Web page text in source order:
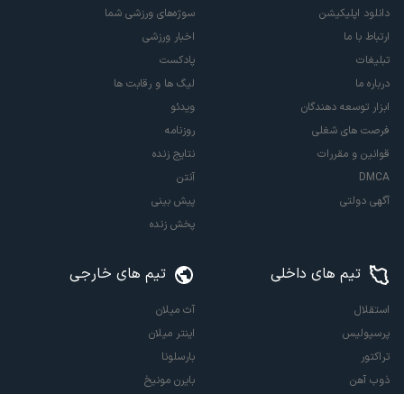
دانلود اپلیکیشن
ارتباط با ما
تبلیغات
درباره ما
ابزار توسعه دهندگان
فرصت های شغلی
قوانین و مقررات
DMCA
آگهی دولتی
سوژه‌های ورزشی شما
اخبار ورزشی
پادکست
لیگ ها و رقابت ها
ویدئو
روزنامه
نتایج زنده
آنتن
پیش بینی
پخش زنده
تیم های داخلی
استقلال
پرسپولیس
تراکتور
ذوب آهن
تیم های خارجی
آث میلان
اینتر میلان
بارسلونا
بایرن مونیخ